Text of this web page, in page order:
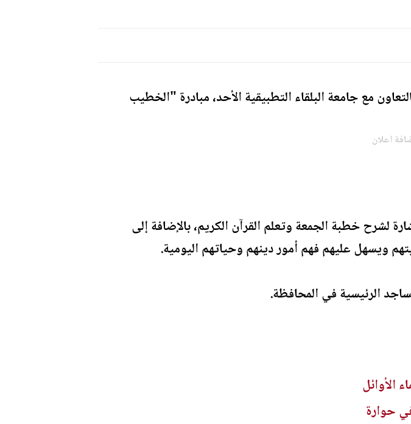
مع جامعة البلقاء التطبيقية الأحد، مبادرة "الخطيب
اعلان
لشرح خطبة الجمعة وتعلم القرآن الكريم، بالإضافة إلى
ويسهل عليهم فهم أمور دينهم وحياتهم اليومية.
الرئيسية في المحافظة.
حوارة